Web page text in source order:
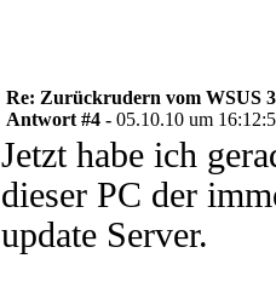
Re: Zurückrudern vom WSUS
Antwort #4 - 05.10.10 um
Jetzt habe ich
dieser PC der
update Server.